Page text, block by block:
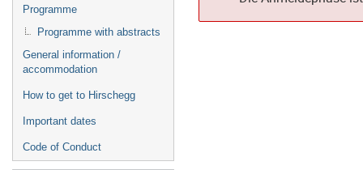
Programme
Programme with abstracts
General information /
accommodation
How to get to Hirschegg
Important dates
Code of Conduct